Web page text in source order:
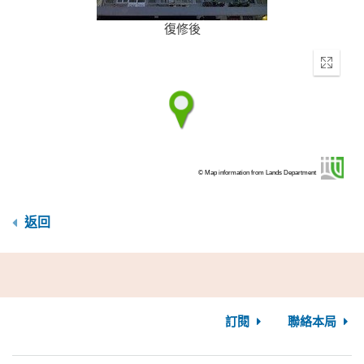
復修後
Enter
© Map information from Lands Department
返回
訂閱 聯絡本局